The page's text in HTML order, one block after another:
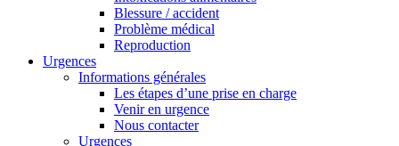
Blessure / accident
Problème médical
Reproduction
Urgences
Informations générales
Les étapes d’une prise en charge
Venir en urgence
Nous contacter
Urgences